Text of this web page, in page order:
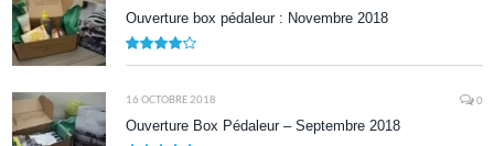
Ouverture box pédaleur : Novembre 2018
16 OCTOBRE 2018 0
Ouverture Box Pédaleur – Septembre 2018